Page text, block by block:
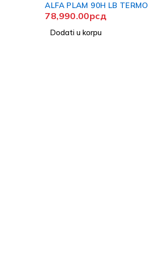
ALFA PLAM 90H LB TERMO
78,990.00рсд
Dodati u korpu